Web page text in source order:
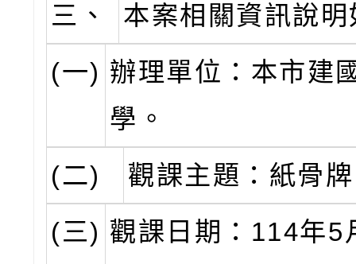
三、
本案相關資訊說
(一) 辦理單位：本市建
學。
(二)
觀課主題：紙骨
(三) 觀課日期：114年5